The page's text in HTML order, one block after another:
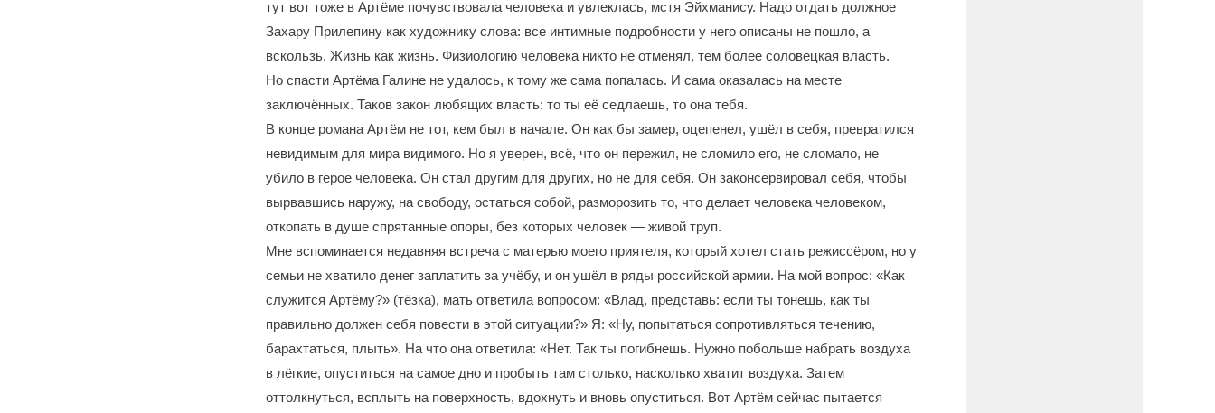
тут вот тоже в Артёме почувствовала человека и увлеклась, мстя Эйхманису. Надо отдать должное
Захару Прилепину как художнику слова: все интимные подробности у него описаны не пошло, а
вскользь. Жизнь как жизнь. Физиологию человека никто не отменял, тем более соловецкая власть.
Но спасти Артёма Галине не удалось, к тому же сама попалась. И сама оказалась на месте
заключённых. Таков закон любящих власть: то ты её седлаешь, то она тебя.
В конце романа Артём не тот, кем был в начале. Он как бы замер, оцепенел, ушёл в себя, превратился
невидимым для мира видимого. Но я уверен, всё, что он пережил, не сломило его, не сломало, не
убило в герое человека. Он стал другим для других, но не для себя. Он законсервировал себя, чтобы
вырвавшись наружу, на свободу, остаться собой, разморозить то, что делает человека человеком,
откопать в душе спрятанные опоры, без которых человек ― живой труп.
Мне вспоминается недавняя встреча с матерью моего приятеля, который хотел стать режиссёром, но у
семьи не хватило денег заплатить за учёбу, и он ушёл в ряды российской армии. На мой вопрос: «Как
служится Артёму?» (тёзка), мать ответила вопросом: «Влад, представь: если ты тонешь, как ты
правильно должен себя повести в этой ситуации?» Я: «Ну, попытаться сопротивляться течению,
барахтаться, плыть». На что она ответила: «Нет. Так ты погибнешь. Нужно побольше набрать воздуха
в лёгкие, опуститься на самое дно и пробыть там столько, насколько хватит воздуха. Затем
оттолкнуться, всплыть на поверхность, вдохнуть и вновь опуститься. Вот Артём сейчас пытается